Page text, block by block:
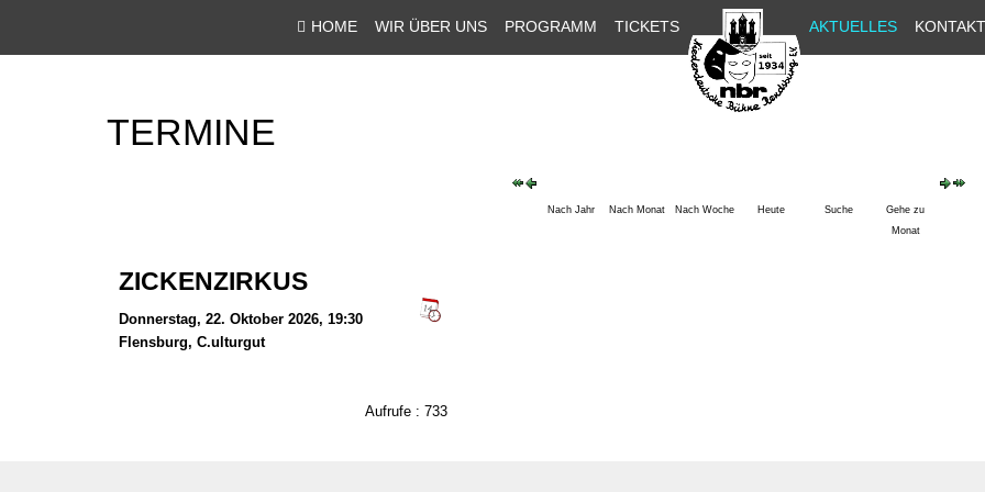
HOME WIR ÜBER UNS PROGRAMM TICKETS AKTUELLES KONTAKT
TERMINE
Nach Jahr Nach Monat Nach Woche Heute Suche
Gehe zu
Monat
ZICKENZIRKUS
Donnerstag, 22. Oktober 2026, 19:30
Flensburg, C.ulturgut
Aufrufe : 733